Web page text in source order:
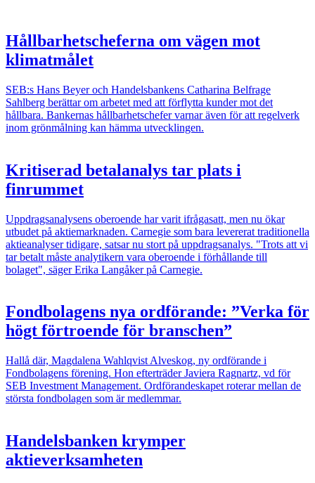
Hållbarhetscheferna om vägen mot
klimatmålet
SEB:s Hans Beyer och Handelsbankens Catharina Belfrage
Sahlberg berättar om arbetet med att förflytta kunder mot det
hållbara. Bankernas hållbarhetschefer varnar även för att regelverk
inom grönmålning kan hämma utvecklingen.
Kritiserad betalanalys tar plats i
finrummet
Uppdragsanalysens oberoende har varit ifrågasatt, men nu ökar
utbudet på aktiemarknaden. Carnegie som bara levererat traditionella
aktieanalyser tidigare, satsar nu stort på uppdragsanalys. "Trots att vi
tar betalt måste analytikern vara oberoende i förhållande till
bolaget", säger Erika Langåker på Carnegie.
Fondbolagens nya ordförande: ”Verka för
högt förtroende för branschen”
Hallå där, Magdalena Wahlqvist Alveskog, ny ordförande i
Fondbolagens förening. Hon efterträder Javiera Ragnartz, vd för
SEB Investment Management. Ordförandeskapet roterar mellan de
största fondbolagen som är medlemmar.
Handelsbanken krymper
aktieverksamheten